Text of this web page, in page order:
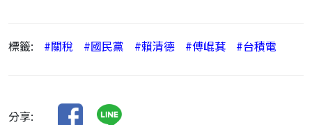
標籤: #關稅 #國民黨 #賴清德 #傅崐萁 #台積電
分享: